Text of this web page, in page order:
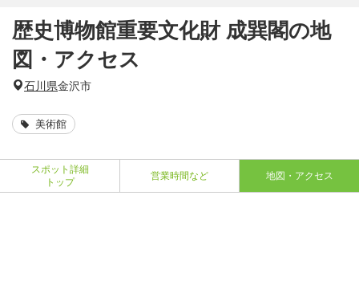
歴史博物館重要文化財 成巽閣の地
図・アクセス
石川県金沢市
美術館
スポット詳細
トップ
営業時間など 地図・アクセス